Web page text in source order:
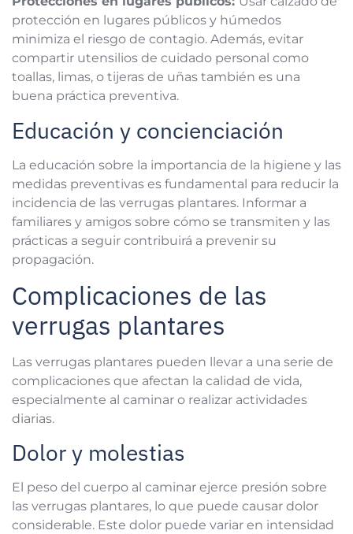
protección en lugares públicos y húmedos
minimiza el riesgo de contagio. Además, evitar
compartir utensilios de cuidado personal como
toallas, limas, o tijeras de uñas también es una
buena práctica preventiva.
Educación y concienciación
La educación sobre la importancia de la higiene y las
medidas preventivas es fundamental para reducir la
incidencia de las verrugas plantares. Informar a
familiares y amigos sobre cómo se transmiten y las
prácticas a seguir contribuirá a prevenir su
propagación.
Complicaciones de las
verrugas plantares
Las verrugas plantares pueden llevar a una serie de
complicaciones que afectan la calidad de vida,
especialmente al caminar o realizar actividades
diarias.
Dolor y molestias
El peso del cuerpo al caminar ejerce presión sobre
las verrugas plantares, lo que puede causar dolor
considerable. Este dolor puede variar en intensidad